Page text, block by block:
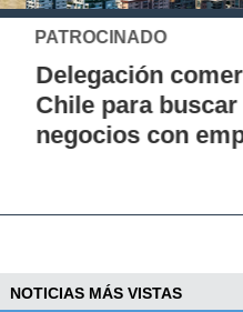
PATROCINADO
Delegación
Chile para buscar
negocios con
NOTICIAS MÁS VISTAS